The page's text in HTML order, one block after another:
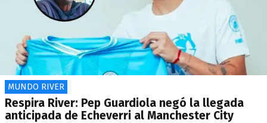
MUNDO RIVER
Respira River: Pep Guardiola negó la llegada
anticipada de Echeverri al Manchester City